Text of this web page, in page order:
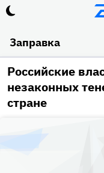
Заправка
Российские
незаконных
стране